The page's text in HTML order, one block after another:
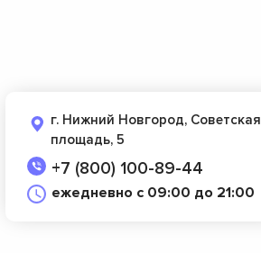
г. Нижний Новгород, Советская
площадь, 5
+7 (800) 100-89-44
ежедневно с 09:00 до 21:00